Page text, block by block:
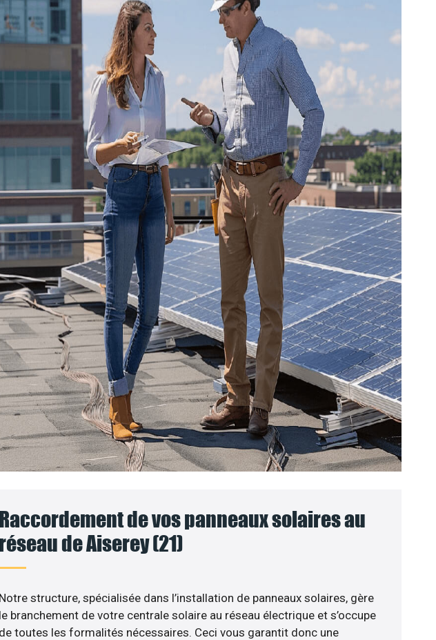
Raccordement de vos panneaux solaires au
réseau de Aiserey (21)
Notre structure, spécialisée dans l’installation de panneaux solaires, gère
le branchement de votre centrale solaire au réseau électrique et s’occupe
de toutes les formalités nécessaires. Ceci vous garantit donc une